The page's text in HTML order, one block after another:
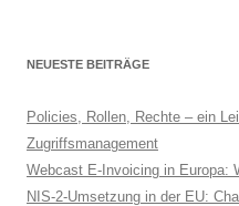
NEUESTE BEITRÄGE
Policies, Rollen, Rechte – ein
Zugriffsmanagement
Webcast E-Invoicing in Europa:
NIS-2-Umsetzung in der EU: